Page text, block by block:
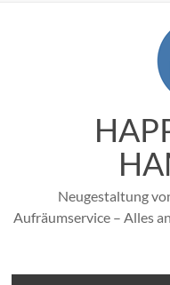
Neugestaltung
Aufräumservice – Alles